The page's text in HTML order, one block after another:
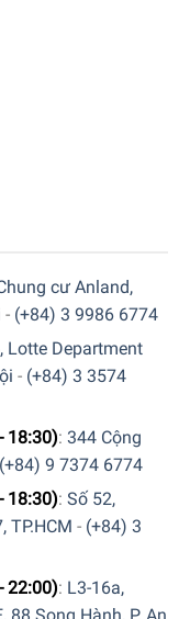
đầu và điều đó
chương trình
dàng bằng cách
chương trình dừng
cư Anland,
- (+84) 3 9986 6774
Lotte Department
- (+84) 3 3574
18:30): 344 Cộng
(+84) 9 7374 6774
18:30): Số 52,
TP.HCM - (+84) 3
22:00): L3-16a,